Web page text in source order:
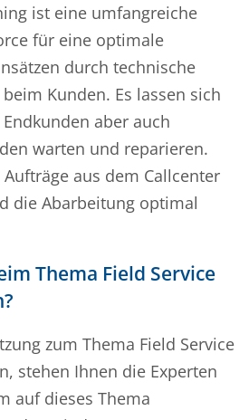
ist eine umfangreiche
für eine optimale
durch technische
Kunden. Es lassen sich
aber auch
warten und reparieren.
Aufträge aus dem Callcenter
die Abarbeitung optimal
Thema Field Service
zum Thema Field Service
stehen Ihnen die Experten
auf dieses Thema